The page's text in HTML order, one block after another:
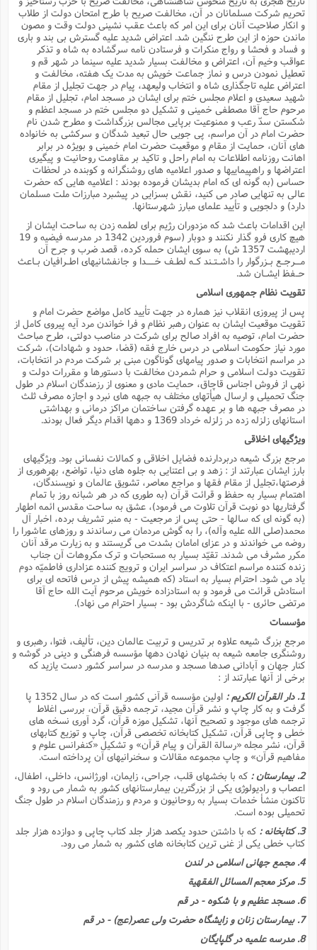
تحریم شرکت مسلمانان در آن، مخالفت صریح با طرح امتحان دولت از طلاب
و انکار صلاحیت آنان براى این امر که باعث عقب نشینى دولت وقت و مصون
ماندن حوزه از این طرح ننگین شد. اعتراض شدید علیه گسترش بى بند و بارى
و فساد و فحشا و رواج منکرات و فرستادن نامه سرگشاده به شاه و تذکر
عواقب وخیم آن، اعتراض و مخالفت بسیار شدید علیه سینما در شهر قم و
تعطیل نمودن درس و نماز جماعت خویش به مدت یک هفته، مخالفت و
اعتراض علیه تاجگذارى شاه و انتخاب ولیعهد، پیام در جهت تجلیل از مقام
شهید سعیدى و اعلام مجلس ختم براى ایشان در مسجد امام، تجلیل از مقام
مرحوم حاج آقا مصطفى خمینى و تشکیل دو مجلس ختم در مسجد اعظم و
شکستن سدّ رعب و ممنوعیت برپایى مجالس بزرگداشت و مطرح شدن نام
حضرت امام در آن مراسم، پى جویى حال تبعید شدگان و سرکشى به خانواده
هاى آنان، حمایت از مقام و موقعیت حضرت امام خمینى و بویژه در برابر
اهانت روزنامه اطلاعات به امام راحل و تاکید بر مقاومت روحانیت و پیگیرى
اعتراضها و راهپیماییها و صدور اعلامیه هاى روشنگرانه و کوبنده در لحظات
حساس (به گونه اى که امام بدیشان فرموده بودند : اعلامیه هایى که حضرت
عالى به تنهایى صادر مى کنید، نقش بسزایى در پیشبرد مبارزات ملت مسلمان
دارد) و دلجویى و تأیید علماى مبارز شهرستانها.
این اقدامات باعث شد که مزدوران رژیم براى لطمه زدن به ساحت ایشان از
هیچ کارى فرو گذار نکنند و دوبار (سوم فروردین 1342 در مدرسه فیضیه و 19
اردیبهشت 1357 ش) به سوى ایشان حمله کرده، قصد ضرب و جرح آن
مــرجـع بـزرگوار را داشـتـند کـه لطـف خـــدا و جانفشانیهاى اطـرافیان بـاعث
حـفظ ایشـان شد.
تقویت نظام جمهورى اسلامى
پس از پیروزى انقلاب نیز هماره در جهت تأیید کامل مواضع حضرت امام و
تقویت موقعیت ایشان به عنوان رهبر نظام و فرا خواندن مرد آیه پیروى کامل از
حضرت امام، توصیه به افراد صالح براى شرکت در مناصب دولتى، طرح مباحث
مورد نیاز حکومت اسلامى در درس خارج فقه (قضا، حدود و شهادات)، شرکت
در مراسم انتخابات و صدور پیامهاى گوناگون مبنى بر شرکت مردم در انتخابات،
تقویت دولت اسلامى و حرام شمردن مخالفت با دستورها و مقررات دولت و
نهى از فروش اجناس قاچاق، حمایت مادى و معنوى از رزمندگان اسلام در طول
جنگ تحمیلى و ارسال هیأتهاى مختلف به جبهه هاى نبرد و اجازه مصرف ثلث
در مصرف جبهه ها و بر عهده گرفتن ساختمان مراکز درمانى و بهداشتى
استانهاى زلزله زده در زلزله خرداد 1369 و دهها اقدام دیگر فعال بودند.
ویژگیهاى اخلاقى
مرجع بزرگ شیعه دربردارنده فضایل اخلاقى و کمالات نفسانى بود. ویژگیهاى
بارز ایشان عبارتند از : زهد و بى اعتنایى به جلوه هاى دنیا، تواضع، بهرهورى از
فرصتها،تجلیل از مقام فقها و مراجع معاصر، تشویق عالمان و نویسندگان،
اهتمام بسیار به حفظ و قرائت قرآن (به طورى که در هر شبانه روز با تمام
گرفتاریها دو نوبت قرآن تلاوت مى فرمود)، عشق به ساحت مقدس ائمه اطهار
(به گونه اى که سالها - حتى پس از مرجعیت - به منبر تشریف برده، اخبار آل
محمد(صلى الله علیه وآله)، را به گوش مردمان مى رساندند و روزهاى عاشورا را
روضه مى خواندند و در عزاى امامان بشدت مى گریستند و به زیارت مرقد آنان
مکرر مشرف مى شدند. تقیّد بسیار به مستحبات و ترک مکروهات آن جناب
زنده کننده مراسم اعتکاف در سراسر ایران و ترویج کننده عزادارى فاطمیّه دوم
یاد مى شود. احترام بسیار به استاد (که همیشه پیش از درس فاتحه اى براى
استادش قرائت مى فرمود و به استادزاده خویش مرحوم آیت الله حاج آقا
مرتضى حائرى - با اینکه شاگردش بود - بسیار احترام مى نهاد).
مؤسسات
مرجع بزرگ شیعه علاوه بر تدریس و تربیت عالمان دین، تألیف، فتوا، رهبرى و
روشنگرى جامعه شیعه به بنیان نهادن دهها مؤسسه فرهنگى و دینى در گوشه و
کنار جهان و آبادانى صدها مسجد و مدرسه در سراسر کشور دست یازید که
برخى از آنها عبارتند از :
1. دار القرآن الکریم :
اولین مؤسسه قرآنى کشور است که در سال 1352 پا
گرفت و به کار چاپ و نشر قرآن مجید، ترجمه دقیق قرآن، بررسى اغلاط
ترجمه هاى موجود و تصحیح آنها، تشکیل موزه قرآن، گرد آورى نسخه هاى
خطى و چاپى قرآن، تشکیل کتابخانه تخصصى قرآن، چاپ و توزیع کتابهاى
قرآن، نشر مجله «رسالة القرآن و پیام قرآن» و تشکیل «کنفرانس علوم و
مفاهیم قرآن» و چاپ مجموعه مقالات و سخنرانیهاى آن پرداخته است.
2. بیمارستان :
که با بخشهاى قلب، جراحى، زایمان، اورژانس، داخلى، اطفال،
اعصاب و رادیولوژى یکى از بزرگترین بیمارستانهاى کشور به شمار مى رود و
تاکنون منشأ خدمات بسیار به روحانیون و مردم و رزمندگان اسلام در طول جنگ
تحمیلى بوده است.
3. کتابخانه :
که با داشتن حدود یکصد هزار جلد کتاب چاپى و دوازده هزار جلد
کتاب خطى یکى از غنى ترین کتابخانه هاى کشور به شمار مى رود.
4. مجمع جهانى اسلامى در لندن
5. مرکز معجم المسائل الفقهیة
6. مسجد عظیم و با شکوه - در قم
7. بیمارستان زنان و زایشگاه حضرت ولى عصر(عج) - در قم
8. مدرسه علمیه در گلپایگان